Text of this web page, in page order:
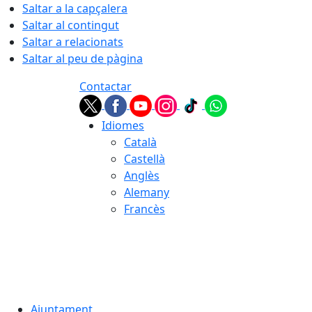
Saltar a la capçalera
Saltar al contingut
Saltar a relacionats
Saltar al peu de pàgina
Contactar
Idiomes
Català
Castellà
Anglès
Alemany
Francès